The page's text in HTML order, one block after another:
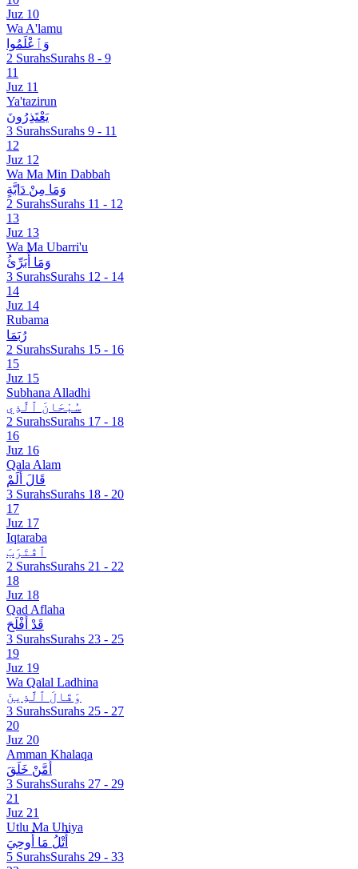
Juz 10
Wa A'lamu
وَٱعْلَمُوا
2 SurahsSurahs 8 - 9
11
Juz 11
Ya'tazirun
يَعْتَذِرُونَ
3 SurahsSurahs 9 - 11
12
Juz 12
Wa Ma Min Dabbah
وَمَا مِنْ دَابَّةٍ
2 SurahsSurahs 11 - 12
13
Juz 13
Wa Ma Ubarri'u
وَمَا أُبَرِّئُ
3 SurahsSurahs 12 - 14
14
Juz 14
Rubama
رُبَمَا
2 SurahsSurahs 15 - 16
15
Juz 15
Subhana Alladhi
سُبْحَانَ ٱلَّذِي
2 SurahsSurahs 17 - 18
16
Juz 16
Qala Alam
قَالَ أَلَمْ
3 SurahsSurahs 18 - 20
17
Juz 17
Iqtaraba
ٱقْتَرَبَ
2 SurahsSurahs 21 - 22
18
Juz 18
Qad Aflaha
قَدْ أَفْلَحَ
3 SurahsSurahs 23 - 25
19
Juz 19
Wa Qalal Ladhina
وَقَالَ ٱلَّذِينَ
3 SurahsSurahs 25 - 27
20
Juz 20
Amman Khalaqa
أَمَّنْ خَلَقَ
3 SurahsSurahs 27 - 29
21
Juz 21
Utlu Ma Uhiya
أُتْلُ مَا أُوحِيَ
5 SurahsSurahs 29 - 33